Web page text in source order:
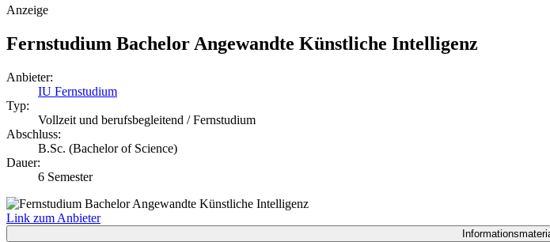
Anzeige
Fernstudium Bachelor Angewandte Künstliche Intelligenz
Anbieter:
IU Fernstudium
Typ:
Vollzeit und berufsbegleitend / Fernstudium
Abschluss:
B.Sc. (Bachelor of Science)
Dauer:
6 Semester
Link zum Anbieter